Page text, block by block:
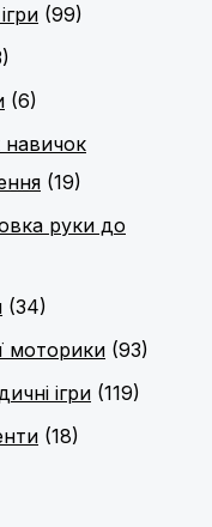
(99)
(6)
навичок
(19)
руки до
(34)
моторики (93)
ігри (119)
(18)